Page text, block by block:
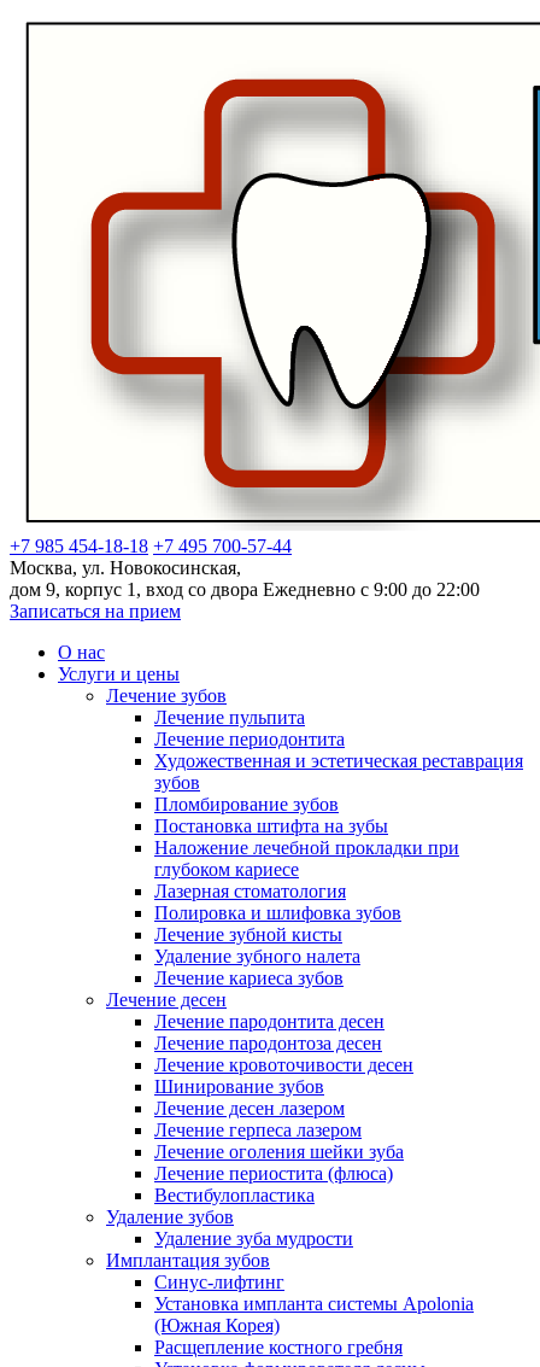
+7 985 454-18-18 +7 495 700-57-44
Москва, ул. Новокосинская,
дом 9, корпус 1, вход со двора Ежедневно с 9:00 до 22:00
Записаться на прием
О нас
Услуги и цены
Лечение зубов
Лечение пульпита
Лечение периодонтита
Художественная и эстетическая реставрация
зубов
Пломбирование зубов
Постановка штифта на зубы
Наложение лечебной прокладки при
глубоком кариесе
Лазерная стоматология
Полировка и шлифовка зубов
Лечение зубной кисты
Удаление зубного налета
Лечение кариеса зубов
Лечение десен
Лечение пародонтита десен
Лечение пародонтоза десен
Лечение кровоточивости десен
Шинирование зубов
Лечение десен лазером
Лечение герпеса лазером
Лечение оголения шейки зуба
Лечение периостита (флюса)
Вестибулопластика
Удаление зубов
Удаление зуба мудрости
Имплантация зубов
Синус-лифтинг
Установка импланта системы Apolonia
(Южная Корея)
Расщепление костного гребня